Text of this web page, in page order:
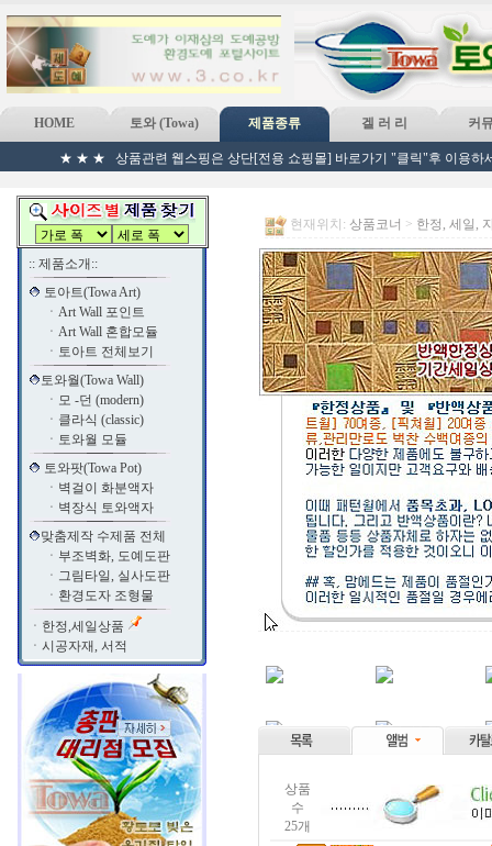
HOME 토와 (Towa) 제품종류 겔 러 리 커
★ ★ ★ 상품관련 웹스핑은 상단[전용 쇼핑몰] 바로가기 "클릭"후 이
:: 제품소개::
토아트(Towa Art)
ㆍ Art Wall 포인트
ㆍ Art Wall 혼합모듈
ㆍ 토아트 전체보기
토와월(Towa Wall)
ㆍ 모 -던 (modern)
ㆍ 클라식 (classic)
ㆍ 토와월 모듈
토와팟(Towa Pot)
ㆍ 벽걸이 화분액자
ㆍ 벽장식 토와액자
맞춤제작 수제품 전체
ㆍ 부조벽화, 도예도판
ㆍ 그림타일, 실사도판
ㆍ 환경도자 조형물
ㆍ 한정,세일상품
ㆍ 시공자재, 서적
현재위치: 상품코너 > 한정, 세일,
상품
수
25개